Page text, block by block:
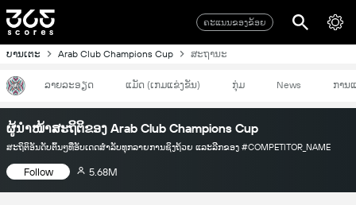
ຄະແນນຂອງຂ້ອຍ
ບານເຕະ Arab Club Champions Cup ສະຖານະ
ລາຍລະອຽດ ແມັດ (ເກມແຂ່ງຂັນ) ກຸ່ມ News ການ
ຜູ້ນຳໜ້າສະຖິຕິຂອງ Arab Club Champions Cup
ສະຖິຕິອັນດັບຕົ້ນໆທີ່ອັບເດດສຳລັບທຸກລາຍການຊິງຖ້ວຍ ແລະລີກຂອງ #COMPETITOR_NAME
Follow 5.68M